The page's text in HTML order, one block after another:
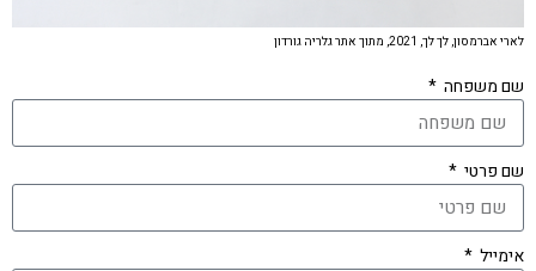
לארי אברמסון, לך לך, 2021, מתוך אתר גלריה גורדון
שם משפחה
שם פרטי
אימייל